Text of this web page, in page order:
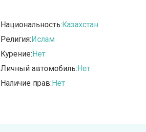
Национальность:Казахстан
Религия:Ислам
Курение:Нет
Личный автомобиль:Нет
Наличие прав:Нет